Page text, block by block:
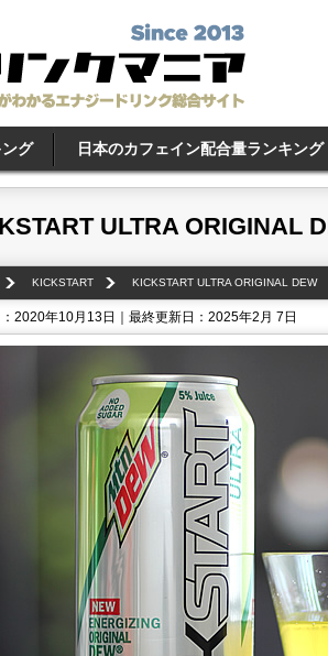
グ 日本のカフェイン配合量ランキング
ULTRA ORIGINAL
KICKSTART KICKSTART ULTRA ORIGINAL DEW
2020年10月13日｜最終更新日：2025年2月 7日